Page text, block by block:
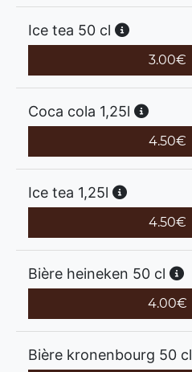
Ice tea 50 cl
3.00€
Coca cola 1,25l
4.50€
Ice tea 1,25l
4.50€
Bière heineken 50 cl
4.00€
Bière kronenbourg 50 cl